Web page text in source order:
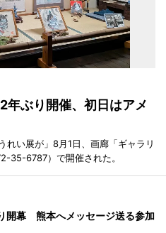
ぶり開催、初日はアメ
れい展が」8月1日、画廊「ギャラリ
35-6787）で開催された。
開幕 熊本へメッセージ送る参加